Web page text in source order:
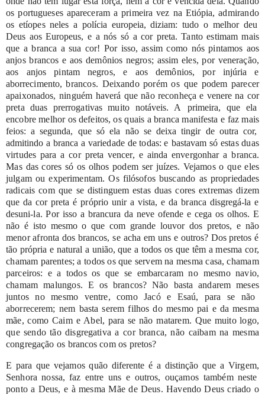
os portugueses apareceram a primeira vez na Etiópia, admirando
os etíopesneles a polícia europeia, diziam: tudo o melhor deu
Deus aos Europeus, e a nós só a cor preta.Tanto estimam mais
que a branca a sua cor! Porisso,assim como nós pintamos aos
anjos brancos e aos demônios negros; assim eles,por veneração,
aos
anjos pintam negros, e aos demônios, por injúria
e
aborrecimento, brancos. Deixando porém os que podem parecer
apaixonados, ninguém haverá que não reconheça e venere na cor
preta duas prerrogativas muito notáveis. A primeira, que ela
encobre melhor osdefeitos,os quais a branca manifesta e fazmais
feios:a segunda, que só ela não se deixa tingir de outra cor,
admitindo a branca a variedade detodas:e bastavam só estasduas
virtudes para a corpreta vencer, e ainda envergonhar a branca.
Masdascores só os olhos podemser juízes. Vejamos o que eles
julgam ou experimentam. Osfilósofos buscando as propriedades
radicais com que se distinguem estasduas cores extremas dizem
que da corpreta é próprio unir a vista,e da branca disgregá-lae
desuni-la. Porisso a brancura da neve ofende e cega os olhos. E
não é isto mesmo o que com grande louvor dos pretos, e não
menor afronta dos brancos,se acha em uns e outros? Dos pretos é
tão própria e natural a união, que a todos os que têm amesma cor,
chamam parentes;a todos os que servem na mesma casa,chamam
parceiros: e a todos os que se embarcaram no mesmo navio,
chamam malungos. E os brancos? Não basta andarem meses
juntos
no mesmo ventre, como Jacó e Esaú, para se
não
aborrecerem; nem basta serem filhosdo mesmo pai e da mesma
mãe, como Caim e Abel, para se não matarem. Que muito logo,
que sendo tãodisgregativa a cor branca, não caibam na mesma
congregação os brancos com os pretos?
E para que vejamos quãodiferente é a distinção que aVirgem,
Senhora nossa, faz entre uns e outros, ouçamos tambémneste
ponto a Deus, e à mesma Mãe de Deus. Havendo Deus criado o